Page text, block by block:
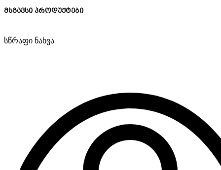
მსგავსი პროდუქტები
სწრაფი ნახვა